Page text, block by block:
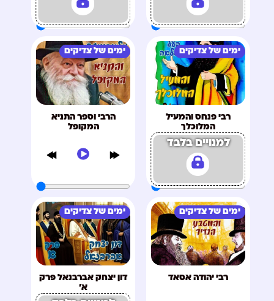
ימים של צדיקים
רבי פנחס והמעיל
המלוכלך
למנויים בלבד
ימים של צדיקים
הרבי וספר התניא
המקופל
ימים של צדיקים
רבי יהודה אסאד
ימים של צדיקים
דון יצחק אברבנאל פרק
א'